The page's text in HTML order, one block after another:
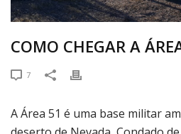
COMO CHEGAR A
7
A Área 51 é uma base militar